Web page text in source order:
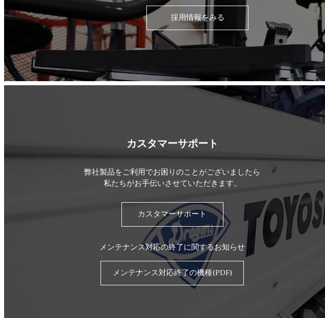
採用情報をみる
カスタマーサポート
弊社製品をご利用でお困りのことがございましたら
私たちがお手伝いさせていただきます。
カスタマーサポート
メンテナンス対応の終了に関するお知らせ
メンテナンス対応終了の機種(PDF)